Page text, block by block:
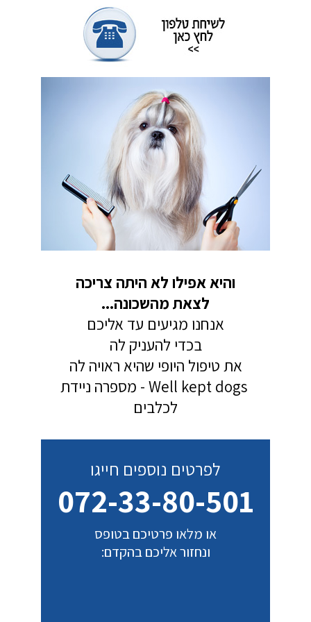
והיא אפילו לא היתה צריכה
לצאת מהשכונה...
אנחנו מגיעים עד אליכם
בכדי להעניק לה
את טיפול היופי שהיא ראויה לה
Well kept dogs - מספרה ניידת
לכלבים
לפרטים נוספים חייגו
072-33-80-501
או מלאו פרטיכם בטופס
ונחזור אליכם בהקדם: